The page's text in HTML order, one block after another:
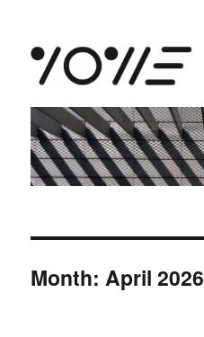
vowe dot net
Month:April 2026